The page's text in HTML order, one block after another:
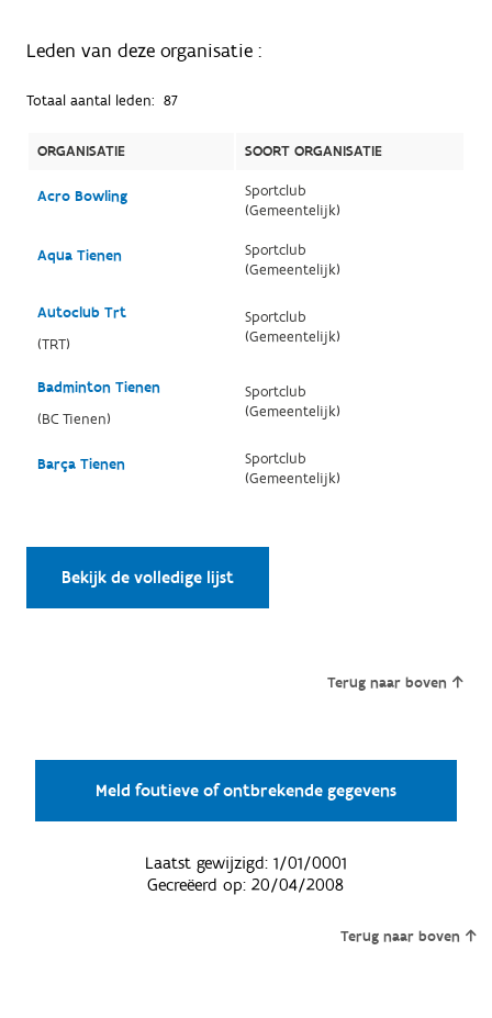
Leden van deze organisatie :
Totaal aantal leden: 87
ORGANISATIE SOORT ORGANISATIE
Acro Bowling
Sportclub
(Gemeentelijk)
Aqua Tienen
Sportclub
(Gemeentelijk)
Autoclub Trt
(TRT)
Sportclub
(Gemeentelijk)
Badminton Tienen
(BC Tienen)
Sportclub
(Gemeentelijk)
Barça Tienen
Sportclub
(Gemeentelijk)
Bekijk de volledige lijst
Terug naar boven
Meld foutieve of ontbrekende gegevens
Laatst gewijzigd: 1/01/0001
Gecreëerd op:20/04/2008
Terug naar boven